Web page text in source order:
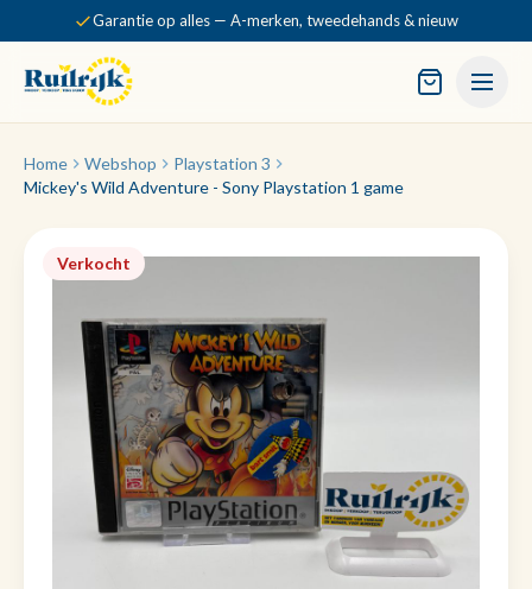
Garantie op alles — A-merken, tweedehands & nieuw
Home Webshop
Playstation 3
Mickey's Wild Adventure - Sony Playstation 1 game
Verkocht